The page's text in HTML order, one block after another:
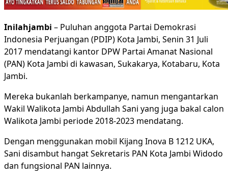
Inilahjambi – Puluhan anggota Partai Demokrasi
Indonesia Perjuangan (PDIP) Kota Jambi, Senin 31 Juli
2017 mendatangi kantor DPW Partai Amanat Nasional
(PAN) Kota Jambi di kawasan, Sukakarya, Kotabaru, Kota
Jambi.
Mereka bukanlah berkampanye, namun mengantarkan
Wakil Walikota Jambi Abdullah Sani yang juga bakal calon
Walikota Jambi periode 2018-2023 mendatang.
Dengan menggunakan mobil Kijang Inova B 1212 UKA,
Sani disambut hangat Sekretaris PAN Kota Jambi Widodo
dan fungsional PAN lainnya.